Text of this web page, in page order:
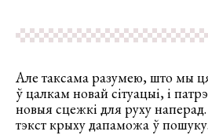
Але таксама разумею, што мы
ў цалкам новай сітуацыі, і
новыя сцежкі для руху
тэкст крыху дапаможа ў пошуку.